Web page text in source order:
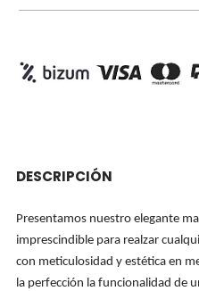
DESCRIPCIÓN
Presentamos nuestro elegante
imprescindible para realzar
con meticulosidad y estética en
la perfección la funcionalidad de